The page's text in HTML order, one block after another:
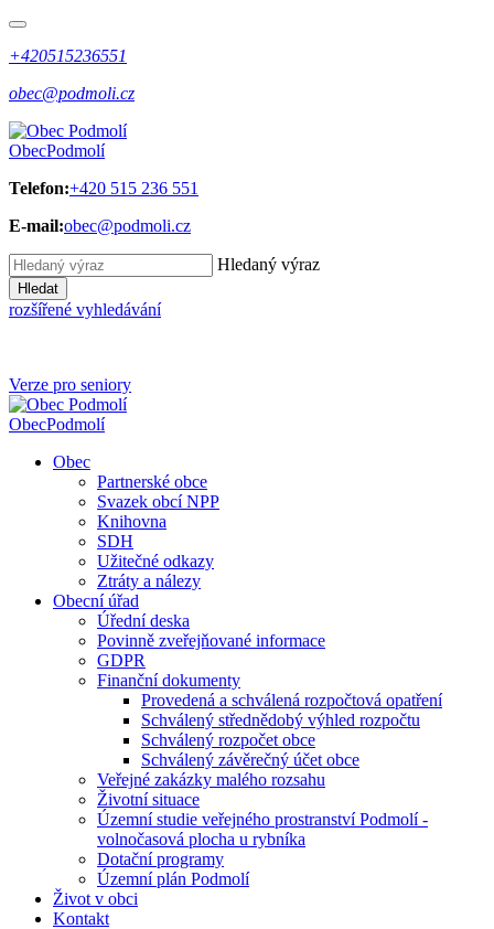
+420515236551
obec@podmoli.cz
ObecPodmolí
Telefon:+420 515 236 551
E-mail:obec@podmoli.cz
Hledaný výraz
Hledat
rozšířené vyhledávání
Verze pro seniory
ObecPodmolí
Obec
Partnerské obce
Svazek obcí NPP
Knihovna
SDH
Užitečné odkazy
Ztráty a nálezy
Obecní úřad
Úřední deska
Povinně zveřejňované informace
GDPR
Finanční dokumenty
Provedená a schválená rozpočtová opatření
Schválený střednědobý výhled rozpočtu
Schválený rozpočet obce
Schválený závěrečný účet obce
Veřejné zakázky malého rozsahu
Životní situace
Územní studie veřejného prostranství Podmolí -
volnočasová plocha u rybníka
Dotační programy
Územní plán Podmolí
Život v obci
Kontakt